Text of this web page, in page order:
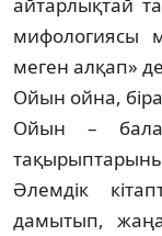
мифо­ло­гиясы
меген алқап»
Ойын ойна,
Ойын –
Әлемдік
дамытып,